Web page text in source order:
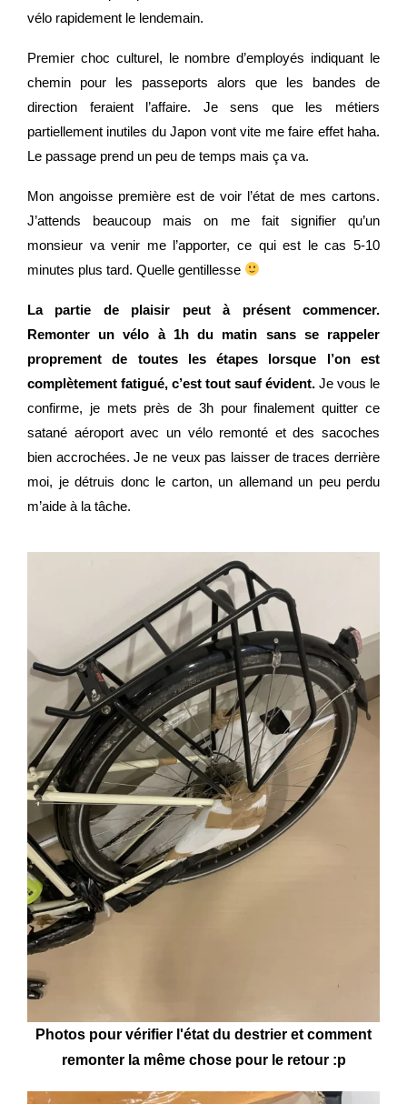
vélo rapidement le lendemain.
Premier choc culturel, le nombre d’employés indiquant le
chemin pour les passeports alors que les bandes de
direction feraient l’affaire. Je sens que les métiers
partiellement inutiles du Japon vont vite me faire effet haha.
Le passage prend un peu de temps mais ça va.
Mon angoisse première est de voir l’état de mes cartons.
J’attends beaucoup mais on me fait signifier qu’un
monsieur va venir me l’apporter, ce qui est le cas 5-10
minutes plus tard. Quelle gentillesse
La partie de plaisir peut à présent commencer.
Remonter un vélo à 1h du matin sans se rappeler
proprement de toutes les étapes lorsque l’on est
complètement fatigué, c’est tout sauf évident. Je vous le
confirme, je mets près de 3h pour finalement quitter ce
satané aéroport avec un vélo remonté et des sacoches
bien accrochées. Je ne veux pas laisser de traces derrière
moi, je détruis donc le carton, un allemand un peu perdu
m’aide à la tâche.
Photos pour vérifier l'état du destrier et comment
remonter la même chose pour le retour :p